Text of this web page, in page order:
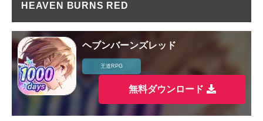
HEAVEN BURNS RED
ヘブンバーンズレッド
王道RPG
無料ダウンロード